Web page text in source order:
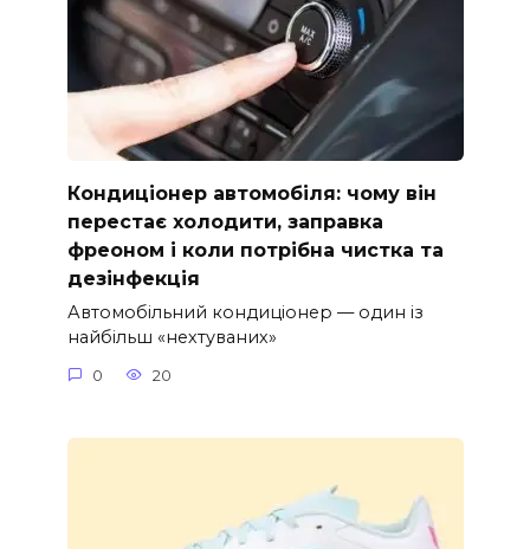
Кондиціонер автомобіля: чому він
перестає холодити, заправка
фреоном і коли потрібна чистка та
дезінфекція
Автомобільний кондиціонер — один із
найбільш «нехтуваних»
0 20